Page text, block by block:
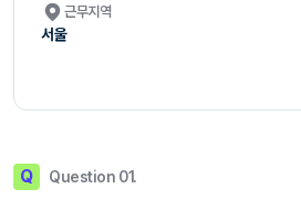
근무지역
서울
Q Question 01.